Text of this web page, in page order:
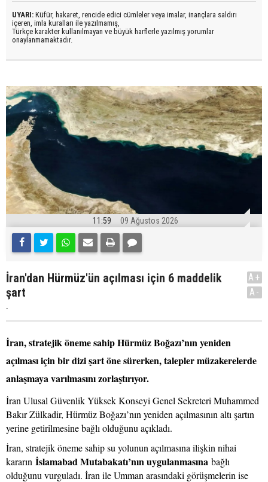
UYARI: Küfür, hakaret, rencide edici cümleler veya imalar, inançlara saldırı
içeren, imla kuralları ile yazılmamış,
Türkçe karakter kullanılmayan ve büyük harflerle yazılmış yorumlar
onaylanmamaktadır.
11:59 09 Ağustos 2026
İran'dan Hürmüz'ün açılması için 6 maddelik
şart
.
A+
A-
İran, stratejik öneme sahip Hürmüz Boğazı’nın yeniden
açılması için bir dizi şart öne sürerken, talepler müzakerelerde
anlaşmaya varılmasını zorlaştırıyor.
İran Ulusal Güvenlik Yüksek Konseyi Genel Sekreteri Muhammed
Bakır Zülkadir, Hürmüz Boğazı’nın yeniden açılmasının altı şartın
yerine getirilmesine bağlı olduğunu açıkladı.
İran, stratejik öneme sahip su yolunun açılmasına ilişkin nihai
kararın İslamabad Mutabakatı’nın uygulanmasına bağlı
olduğunu vurguladı. İran ile Umman arasındaki görüşmelerin ise